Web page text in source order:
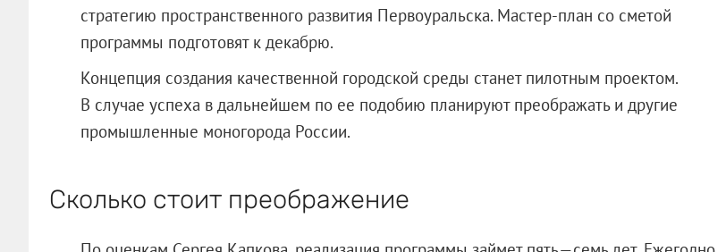
стратегию пространственного развития Первоуральска. Мастер-план со сметой
программы подготовят к декабрю.
Концепция создания качественной городской среды станет пилотным проектом.
В случае успеха в дальнейшем по ее подобию планируют преображать и другие
промышленные моногорода России.
Сколько стоит преображение